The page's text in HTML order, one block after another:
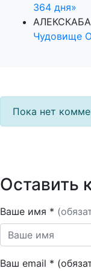
364 дня»
Чудовище
Пока нет
Оставить
Ваше имя *
Ваш email *